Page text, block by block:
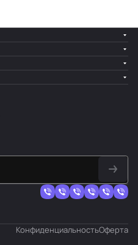
КонфиденциальностьОферта